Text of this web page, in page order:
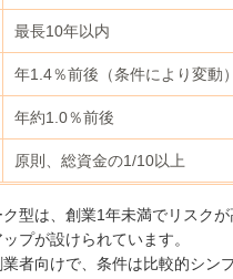
最長10年以内
年1.4％前後（条件により変動）
年約1.0％前後
原則、総資金の1/10以上
型は、創業1年未満でリスク
プが設けられています。
者向けで、条件は比較的シンプ